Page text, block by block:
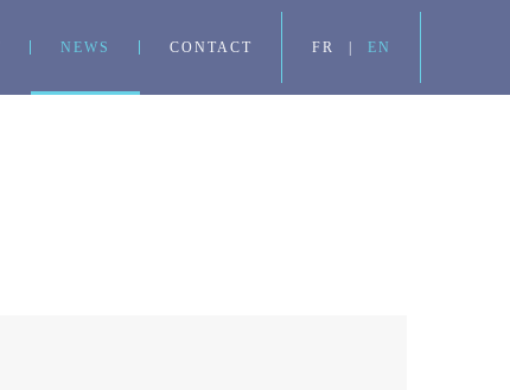
NEWS CONTACT FR EN